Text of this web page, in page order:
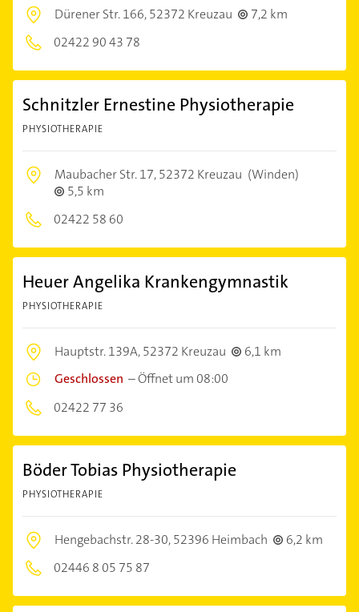
Dürener Str. 166,52372 Kreuzau
7,2 km
02422 90 43 78
Schnitzler Ernestine Physiotherapie
PHYSIOTHERAPIE
Maubacher Str. 17,52372 Kreuzau (Winden)
5,5 km
02422 58 60
Heuer Angelika Krankengymnastik
PHYSIOTHERAPIE
Hauptstr. 139A,52372 Kreuzau
6,1 km
Geschlossen –Öffnet um 08:00
02422 77 36
Böder Tobias Physiotherapie
PHYSIOTHERAPIE
Hengebachstr. 28-30,52396 Heimbach
6,2 km
02446 8 05 75 87